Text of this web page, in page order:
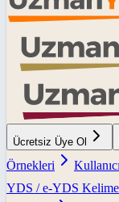
Ücretsiz Üye Ol
Örnekleri
YDS / e-YDS